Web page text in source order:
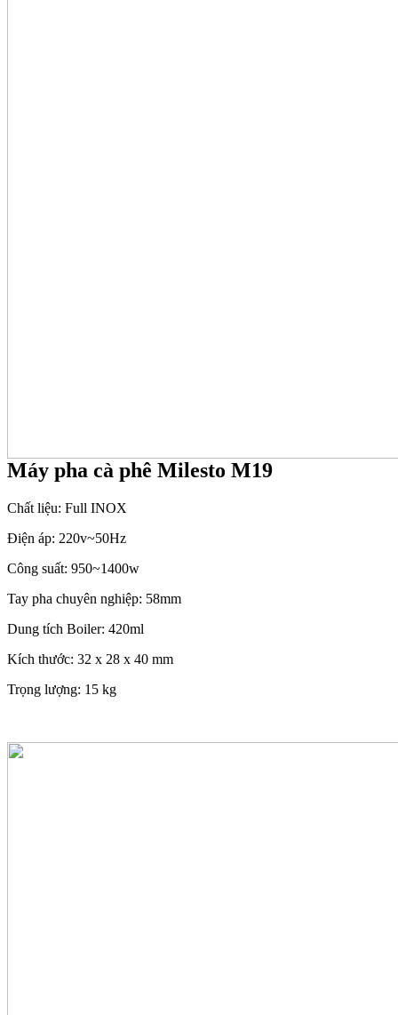
Máy pha cà phê Milesto M19
Chất liệu: Full INOX
Điện áp: 220v~50Hz
Công suất: 950~1400w
Tay pha chuyên nghiệp: 58mm
Dung tích Boiler: 420ml
Kích thước: 32 x 28 x 40 mm
Trọng lượng: 15 kg